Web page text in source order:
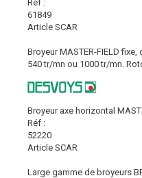
Réf :
61849
Article SCAR
Broyeur MASTER-FIELD
540 tr/mn ou 1000 tr/mn.
Broyeur axe horizontal
Réf :
52220
Article SCAR
Large gamme de broyeurs